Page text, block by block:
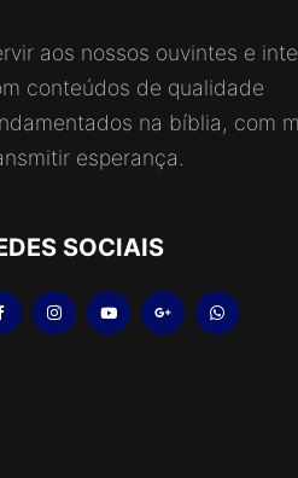
aos nossos ouvintes e
conteúdos de qualidade
na bíblia, com
esperança.
SOCIAIS